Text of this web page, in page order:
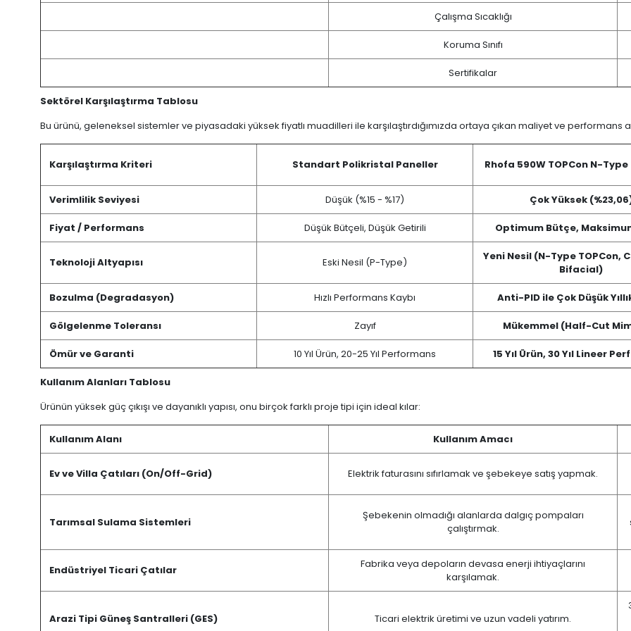
Çalışma Sıcaklığı
Koruma Sınıfı
Sertifikalar
Sektörel Karşılaştırma Tablosu
Bu ürünü, geleneksel sistemler ve piyasadaki yüksek fiyatlı muadilleri ile karşılaştırdığımızda ortaya çıkan maliyet ve performans
Karşılaştırma Kriteri Standart Polikristal Paneller Rhofa 590W TOPCon N-
Verimlilik Seviyesi Düşük (%15 - %17) Çok Yüksek
Fiyat / Performans Düşük Bütçeli, Düşük Getirili Optimum Bütçe,
Teknoloji Altyapısı Eski Nesil (P-Type)
Yeni Nesil (N-Type TOPCon,
Bifacial)
Bozulma (Degradasyon) Hızlı Performans Kaybı Anti-PID ile Çok Düşük
Gölgelenme Toleransı Zayıf Mükemmel (Half-Cut
Ömür ve Garanti 10 Yıl Ürün, 20-25 Yıl Performans 15 Yıl Ürün, 30 Yıl Lineer
Kullanım Alanları Tablosu
Ürünün yüksek güç çıkışı ve dayanıklı yapısı, onu birçok farklı proje tipi için ideal kılar:
Kullanım Alanı Kullanım Amacı
Ev ve Villa Çatıları (On/Off-Grid) Elektrik faturasını sıfırlamak ve şebekeye satış yapmak.
Tarımsal Sulama Sistemleri
Şebekenin olmadığı alanlarda dalgıç pompaları
çalıştırmak.
Endüstriyel Ticari Çatılar
Fabrika veya depoların devasa enerji ihtiyaçlarını
karşılamak.
Arazi Tipi Güneş Santralleri (GES) Ticari elektrik üretimi ve uzun vadeli yatırım.